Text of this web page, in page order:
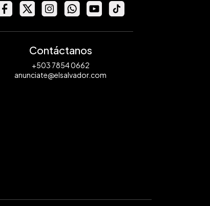
Contáctanos
+503 7854 0662
anunciate@elsalvador.com